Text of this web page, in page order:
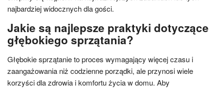
najbardziej widocznych dla gości.
Jakie są najlepsze praktyki dotyczące
głębokiego sprzątania?
Głębokie sprzątanie to proces wymagający więcej czasu i
zaangażowania niż codzienne porządki, ale przynosi wiele
korzyści dla zdrowia i komfortu życia w domu. Aby